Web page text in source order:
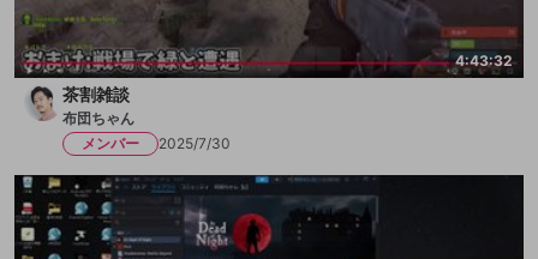
4:43:32
茶割雑談
布団ちゃん
メンバー
2025/7/30